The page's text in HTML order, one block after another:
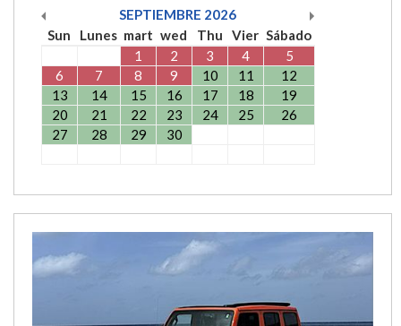
SEPTIEMBRE 2026
Sun
Lunes mart wed Thu Vier Sábado
1
2 3 4
5
6
7 8 9 10 11
12
13
14 15 16 17 18
19
20
21 22 23 24 25
26
27
28 29 30